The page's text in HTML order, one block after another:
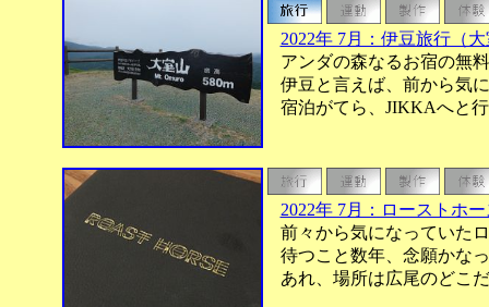
2022年 7月：伊豆旅行（
アンダの森なるお宿の無
伊豆と言えば、前から気
宿泊がてら、JIKKAへと
2022年 7月：ローストホー
前々から気になっていた
待つこと数年、念願かな
あれ、場所は広尾のどこ